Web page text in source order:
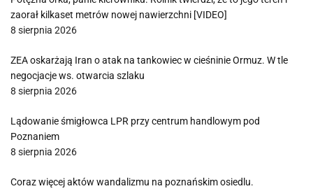
zaorał kilkaset metrów nowej nawierzchni [VIDEO]
8 sierpnia 2026
ZEA oskarżają Iran o atak na tankowiec w cieśninie Ormuz. W tle
negocjacje ws. otwarcia szlaku
8 sierpnia 2026
Lądowanie śmigłowca LPR przy centrum handlowym pod
Poznaniem
8 sierpnia 2026
Coraz więcej aktów wandalizmu na poznańskim osiedlu.